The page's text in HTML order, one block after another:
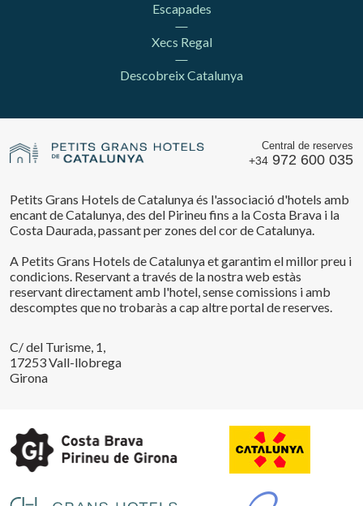
Escapades
Xecs Regal
Descobreix Catalunya
Central de reserves
+34 972 600 035
Petits Grans Hotels de Catalunya és l'associació d'hotels amb
encant de Catalunya, des del Pirineu fins a la Costa Brava i la
Costa Daurada, passant per zones del cor de Catalunya.
A Petits Grans Hotels de Catalunya et garantim el millor preu i
condicions. Reservant a través de la nostra web estàs
reservant directament amb l'hotel, sense comissions i amb
descomptes que no trobaràs a cap altre portal de reserves.
C/ del Turisme, 1,
17253 Vall-llobrega
Girona